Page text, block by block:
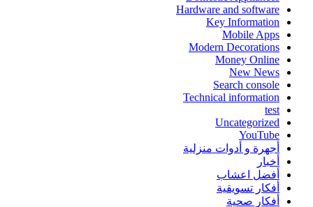
Hardware and software
Key Information
Mobile Apps
Modern Decorations
Money Online
New News
Search console
Technical information
test
Uncategorized
YouTube
أجهرة و أدوات منزلية
أخبار
أفضل اعشاب
أفكار تسويقية
أفكار صحية